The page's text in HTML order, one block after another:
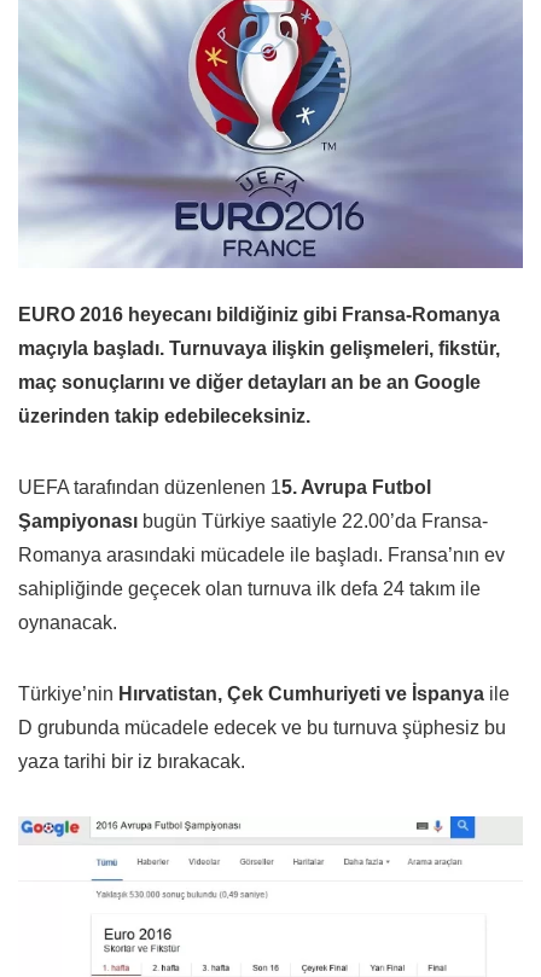
EURO 2016 heyecanı bildiğiniz gibi Fransa-Romanya
maçıyla başladı. Turnuvaya ilişkin gelişmeleri, fikstür,
maç sonuçlarını ve diğer detayları an be an Google
üzerinden takip edebileceksiniz.
UEFA tarafından düzenlenen 15. Avrupa Futbol
Şampiyonası bugün Türkiye saatiyle 22.00’da Fransa-
Romanya arasındaki mücadele ile başladı. Fransa’nın ev
sahipliğinde geçecek olan turnuva ilk defa 24 takım ile
oynanacak.
Türkiye’nin Hırvatistan, Çek Cumhuriyeti ve İspanya ile
D grubunda mücadele edecek ve bu turnuva şüphesiz bu
yaza tarihi bir iz bırakacak.